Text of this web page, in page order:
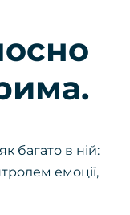
багато в ній:
емоції,